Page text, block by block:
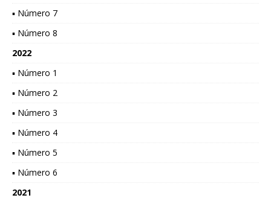
▪ Número 7
▪ Número 8
2022
▪ Número 1
▪ Número 2
▪ Número 3
▪ Número 4
▪ Número 5
▪ Número 6
2021